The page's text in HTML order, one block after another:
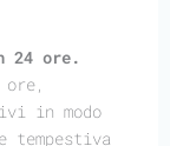
24 ore.
ore,
in modo
tempestiva